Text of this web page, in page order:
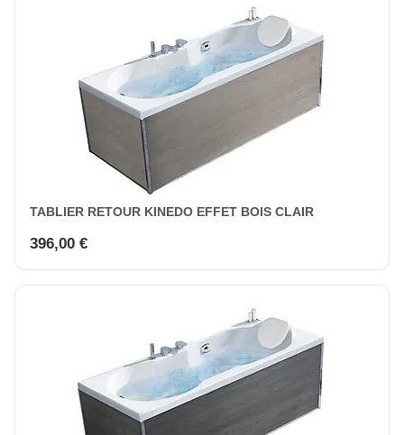
TABLIER RETOUR KINEDO EFFET BOIS CLAIR
396,00 €